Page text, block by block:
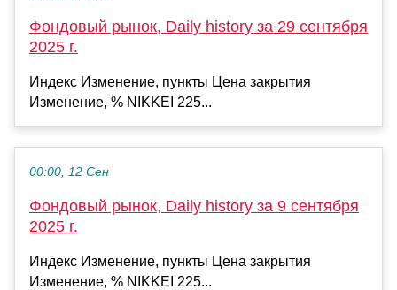
Фондовый рынок, Daily history за 29 сентября
2025 г.
Индекс Изменение, пункты Цена закрытия
Изменение, % NIKKEI 225...
00:00, 12 Сен
Фондовый рынок, Daily history за 9 сентября
2025 г.
Индекс Изменение, пункты Цена закрытия
Изменение, % NIKKEI 225...